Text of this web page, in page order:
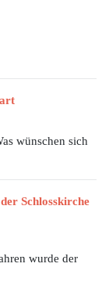
wünschen sich
Schlosskirche
wurde der